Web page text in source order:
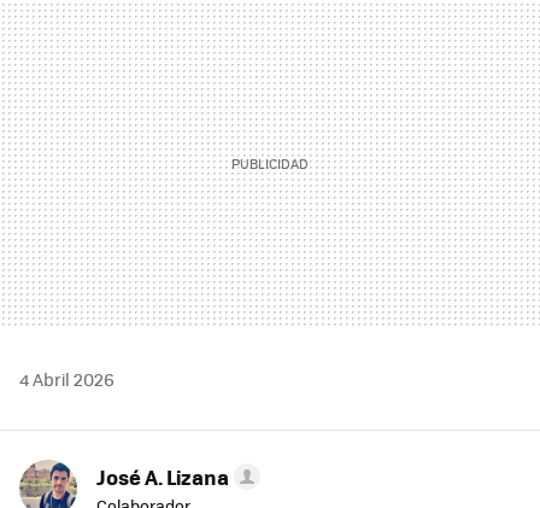
MAIL
4 Abril 2026
José A. Lizana